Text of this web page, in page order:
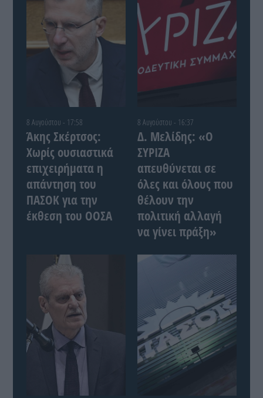
8 Αυγούστου - 17:58
Άκης Σκέρτσος:
Χωρίς ουσιαστικά
επιχειρήματα η
απάντηση του
ΠΑΣΟΚ για την
έκθεση του ΟΟΣΑ
8 Αυγούστου - 16:37
Δ. Μελίδης: «Ο
ΣΥΡΙΖΑ
απευθύνεται σε
όλες και όλους που
θέλουν την
πολιτική αλλαγή
να γίνει πράξη»